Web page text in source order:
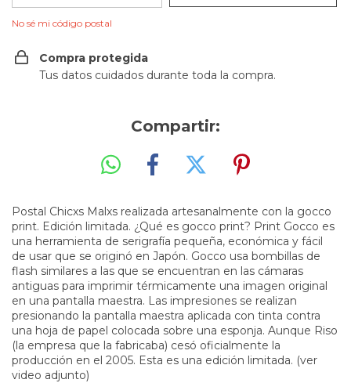
No sé mi código postal
Compra protegida
Tus datos cuidados durante toda la compra.
Compartir:
Postal Chicxs Malxs realizada artesanalmente con la gocco
print. Edición limitada. ¿Qué es gocco print? Print Gocco es
una herramienta de serigrafía pequeña, económica y fácil
de usar que se originó en Japón. Gocco usa bombillas de
flash similares a las que se encuentran en las cámaras
antiguas para imprimir térmicamente una imagen original
en una pantalla maestra. Las impresiones se realizan
presionando la pantalla maestra aplicada con tinta contra
una hoja de papel colocada sobre una esponja. Aunque Riso
(la empresa que la fabricaba) cesó oficialmente la
producción en el 2005. Esta es una edición limitada. (ver
video adjunto)